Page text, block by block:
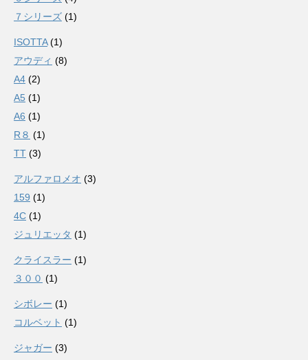
７シリーズ (1)
ISOTTA(1)
アウディ (8)
A4 (2)
A5 (1)
A6 (1)
R８ (1)
TT (3)
アルファロメオ (3)
159 (1)
4C (1)
ジュリエッタ (1)
クライスラー (1)
３００ (1)
シボレー (1)
コルベット (1)
ジャガー (3)